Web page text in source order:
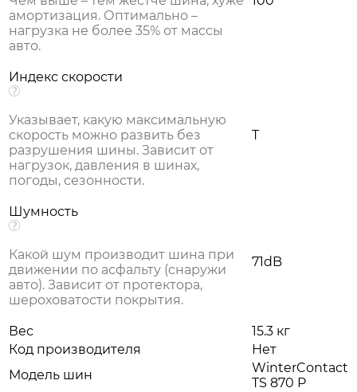
амортизация. Оптимально –
нагрузка не более 35% от массы
авто.
Индекс скорости
Указывает, какую максимальную
скорость можно развить без
разрушения шины. Зависит от
нагрузок, давления в шинах,
погоды, сезонности.
T
Шумность
Какой шум производит шина при
движении по асфальту (снаружи
авто). Зависит от протектора,
шероховатости покрытия.
71dB
Вес
15.3 кг
Код производителя
Нет
Модель шин
WinterContact
TS 870 P